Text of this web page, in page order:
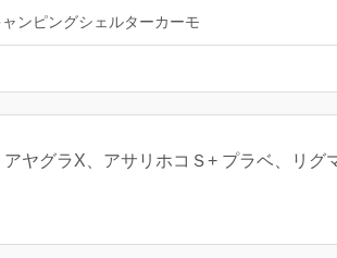
ャンピングシェルターカーモ
ヤグラX、アサリホコＳ+ プラベ、リグ